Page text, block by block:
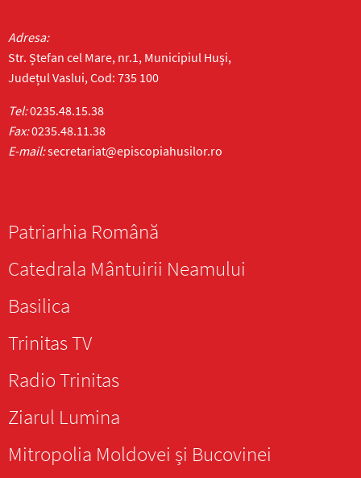
Adresa:
Str. Ștefan cel Mare, nr.1, Municipiul Huși,
Județul Vaslui, Cod: 735 100
Tel:0235.48.15.38
Fax:0235.48.11.38
E-mail:secretariat@episcopiahusilor.ro
Patriarhia Română
Catedrala Mântuirii Neamului
Basilica
Trinitas TV
Radio Trinitas
Ziarul Lumina
Mitropolia Moldovei și Bucovinei